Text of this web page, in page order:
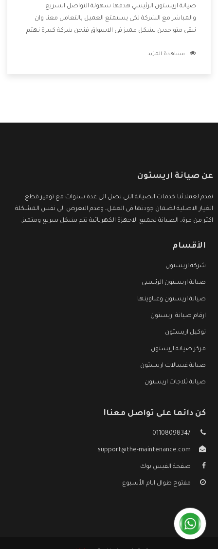
صيانة اريستون الرئيسي هدفها سهولة التواصل السريع
والمباشر مع الشركة لكى يستمتع العميل بالتعامل معنا وان
نبقى متواجدين بشكل مميز فى الاسواق فنحن شركة كبيرة نهتم
الشركة بها والتى تكون منها خدمة الصيانة التى تكون من أهم
مشاهدة المزيد
عن صيانة اريستون
نقدم لعملائنا خدمات الصيانة التى تصل الى عدة سنوات مع توفير قطع
الغيار الاصلية لضمان جودتها فى العمل، وعدم التعرض الى نفس المشكلة
اكثر من مرة، الصيانة لجميع الاجهزة الكهربائية تتم بشكل سريع ومتميز.
الأقسام
شركة اريستون
صيانة اريستون الرئيسي
صيانة اريستون وعناوينها
ارقام صيانة اريستون
توكيل اريستون
مركز صيانة اريستون
صيانة غسالات اريستون
صيانة ثلاجات اريستون
كن دائما على تواصل معنا!
01108098347
support@the-maintenance.com
صفحة الفيس بوك
مفتوح طوال ايام الأسبوع